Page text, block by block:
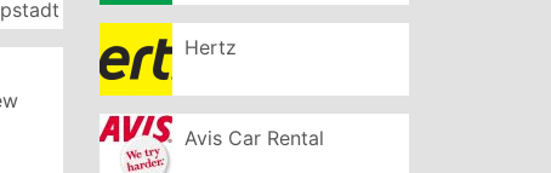
Hertz
Avis Car Rental